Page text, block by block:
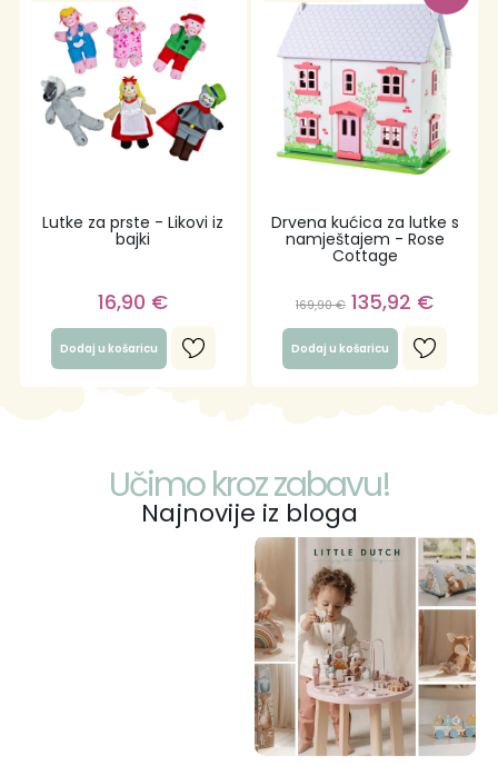
Lutke za prste - Likovi iz
bajki
16,90 €
Dodaj u košaricu
Drvena kućica za lutke s
namještajem - Rose
Cottage
169,90€ 135,92 €
Dodaj u košaricu
Učimo kroz zabavu!
Najnovije iz bloga